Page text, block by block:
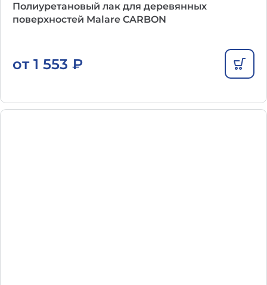
Полиуретановый лак для деревянных
поверхностей Malare CARBON
от 1 553 ₽